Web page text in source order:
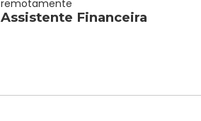
Assistente Financeira